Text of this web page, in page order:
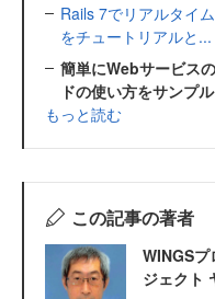
Rails 7でリアルタイ
をチュートリアルと...
簡単にWebサービス
ドの使い方をサンプ
もっと読む
この記事の著者
WINGSプ
ジェクト